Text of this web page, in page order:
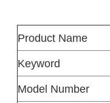
Product Name
Keyword
Model Number